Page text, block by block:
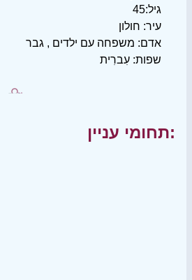
גיל:45
עיר: חולון
אדם: משפחה עם ילדים , גבר
שפות: עִברִית
תחומי עניין: